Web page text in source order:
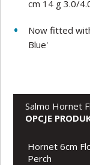
cm 14 g 3.0/
Now fitted
Blue'
Salmo Hornet
OPCJE
Hornet 6cm
Perch